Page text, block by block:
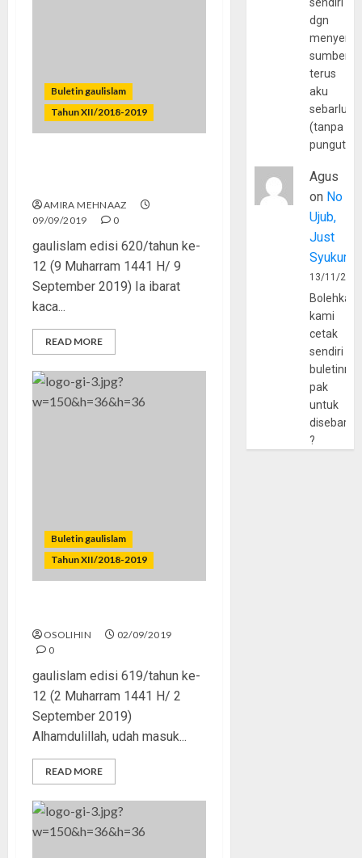
Buletin gaulislam
Tahun XII/2018-2019
AMIRA MEHNAAZ
09/09/2019
0
gaulislam edisi 620/tahun ke-
12 (9 Muharram 1441 H/ 9
September 2019) Ia ibarat
kaca...
READ MORE
Buletin gaulislam
Tahun XII/2018-2019
OSOLIHIN
02/09/2019
0
gaulislam edisi 619/tahun ke-
12 (2 Muharram 1441 H/ 2
September 2019)
Alhamdulillah, udah masuk...
READ MORE
dgn
sumber
terus
aku
(tanpa
Agus
on No
Ujub,
Just
Syukur
13/11/
Bolehkah
kami
cetak
sendiri
pak
untuk
?